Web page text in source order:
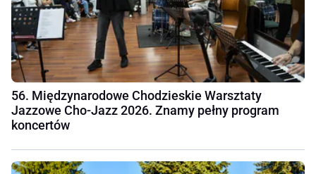
56. Międzynarodowe Chodzieskie Warsztaty
Jazzowe Cho-Jazz 2026. Znamy pełny program
koncertów